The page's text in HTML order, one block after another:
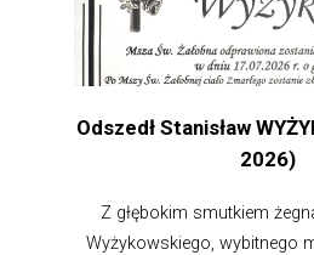
Odszedł Stanisław
2026)
Z głębokim smutkiem
Wyżykowskiego, wybitnego